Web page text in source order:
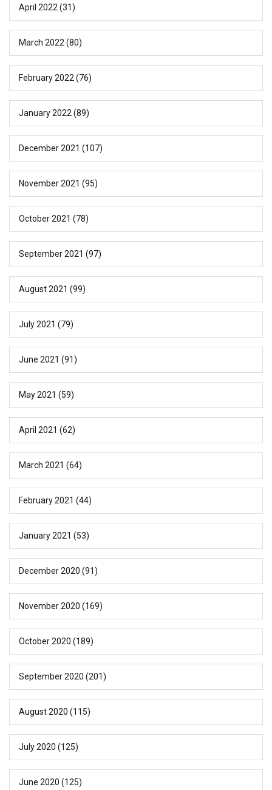
April 2022 (31)
March 2022 (80)
February 2022 (76)
January 2022 (89)
December 2021 (107)
November 2021 (95)
October 2021 (78)
September 2021 (97)
August 2021 (99)
July 2021 (79)
June 2021 (91)
May 2021 (59)
April 2021 (62)
March 2021 (64)
February 2021 (44)
January 2021 (53)
December 2020 (91)
November 2020 (169)
October 2020 (189)
September 2020 (201)
August 2020 (115)
July 2020 (125)
June 2020 (125)